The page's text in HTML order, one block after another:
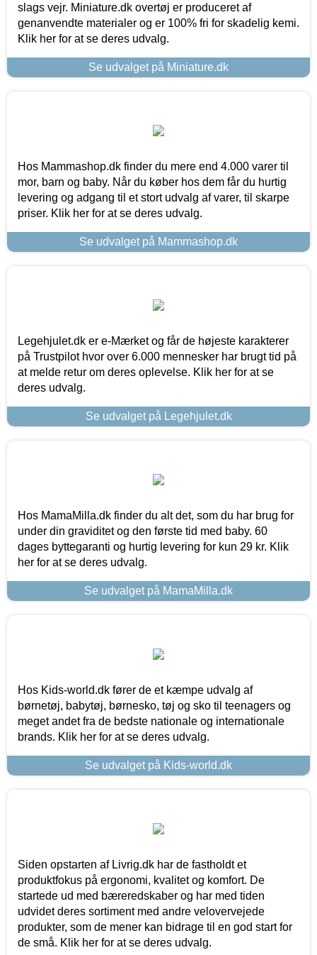
slags vejr. Miniature.dk overtøj er produceret af
genanvendte materialer og er 100% fri for skadelig kemi.
Klik her for at se deres udvalg.
Se udvalget på Miniature.dk
Hos Mammashop.dk finder du mere end 4.000 varer til
mor, barn og baby. Når du køber hos dem får du hurtig
levering og adgang til et stort udvalg af varer, til skarpe
priser. Klik her for at se deres udvalg.
Se udvalget på Mammashop.dk
Legehjulet.dk er e-Mærket og får de højeste karakterer
på Trustpilot hvor over 6.000 mennesker har brugt tid på
at melde retur om deres oplevelse. Klik her for at se
deres udvalg.
Se udvalget på Legehjulet.dk
Hos MamaMilla.dk finder du alt det, som du har brug for
under din graviditet og den første tid med baby. 60
dages byttegaranti og hurtig levering for kun 29 kr. Klik
her for at se deres udvalg.
Se udvalget på MamaMilla.dk
Hos Kids-world.dk fører de et kæmpe udvalg af
børnetøj, babytøj, børnesko, tøj og sko til teenagers og
meget andet fra de bedste nationale og internationale
brands. Klik her for at se deres udvalg.
Se udvalget på Kids-world.dk
Siden opstarten af Livrig.dk har de fastholdt et
produktfokus på ergonomi, kvalitet og komfort. De
startede ud med bæreredskaber og har med tiden
udvidet deres sortiment med andre velovervejede
produkter, som de mener kan bidrage til en god start for
de små. Klik her for at se deres udvalg.